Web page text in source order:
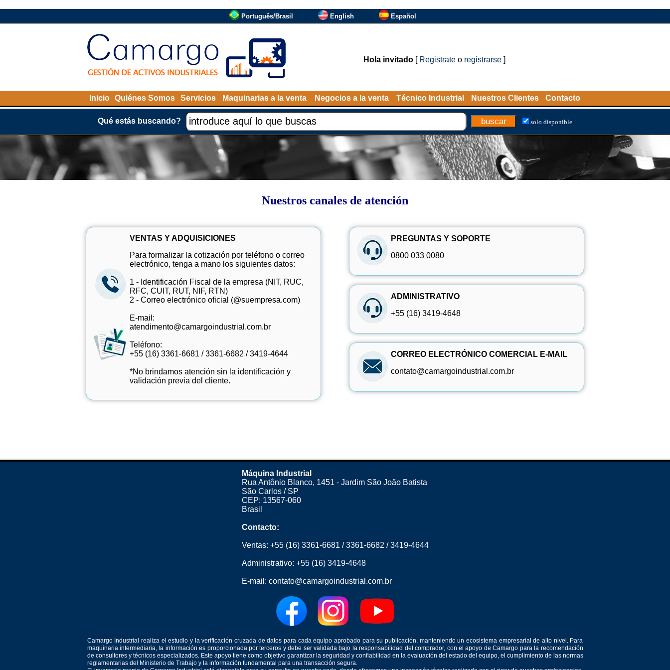
Português/Brasil English Español
Hola invitado[ Registrateo registrarse]
Inicio Quiénes Somos Servicios Maquinarias a la venta Negocios a la venta Técnico Industrial Nuestros Clientes Contacto
Qué estás buscando? solo disponible
Nuestros canales de atención
VENTAS Y ADQUISICIONES
Para formalizar la cotización por teléfono o correo
electrónico, tenga a mano los siguientes datos:
1 - Identificación Fiscal de la empresa (NIT, RUC,
RFC, CUIT, RUT, NIF, RTN)
2 - Correo electrónico oficial (@suempresa.com)
E-mail:
atendimento@camargoindustrial.com.br
Teléfono:
+55 (16) 3361-6681 /3361-6682 /3419-4644
*No brindamos atención sin la identificación y
validación previa del cliente.
PREGUNTAS Y SOPORTE
0800 033 0080
ADMINISTRATIVO
+55 (16) 3419-4648
CORREO ELECTRÓNICO COMERCIAL E-MAIL
contato@camargoindustrial.com.br
Máquina Industrial
Rua Antônio Blanco, 1451 - Jardim São João Batista
São Carlos / SP
CEP: 13567-060
Brasil
Contacto:
Ventas: +55 (16) 3361-6681 /3361-6682 /3419-4644
Administrativo: +55 (16) 3419-4648
E-mail: contato@camargoindustrial.com.br
Camargo Industrial realiza el estudio y la verificación cruzada de datos para cada equipo aprobado para su publicación, manteniendo un ecosistema empresarial de alto nivel. Para
maquinaria intermediaria, la información es proporcionada por terceros y debe ser validada bajo la responsabilidad del comprador, con el apoyo de Camargo para la recomendación
de consultores y técnicos especializados. Este apoyo tiene como objetivo garantizar la seguridad y confiabilidad en la evaluación del estado del equipo, el cumplimiento de las normas
reglamentarias del Ministerio de Trabajo y la información fundamental para una transacción segura.